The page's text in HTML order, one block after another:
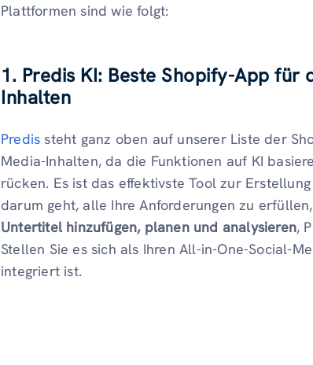
Plattformen sind wie folgt:
1. Predis KI: Beste Shopify-App
Inhalten
Predis steht ganz oben auf unserer Liste der
Media-Inhalten, da die Funktionen auf KI
rücken. Es ist das effektivste Tool zur
darum geht, alle Ihre Anforderungen zu
Untertitel hinzufügen, planen und analysieren,
Stellen Sie es sich als Ihren All-in-One-Social-
integriert ist.